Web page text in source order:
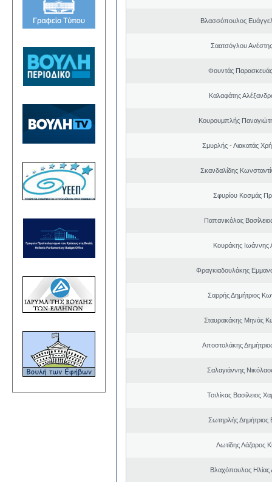
Βλασσόπουλος
Σαατσόγλου
Φουντάς
Καλαφάτης
Κουρουμπλής
Σμυρλής - Λιακατάς
Σκανδαλίδης
Σφυρίου Κοσμάς
Παπανικόλας
Κουράκης Ιωάννης
Φραγκιαδουλάκης
Σαρρής Δημήτριος
Σταυρακάκης Μηνάς
Αποστολάκης
Σαλαγιάννης
Τσιλίκας Βασίλειος
Σωτηρλής Δημήτριος
Λωτίδης Λάζαρος
Βλαχόπουλος Ηλίας